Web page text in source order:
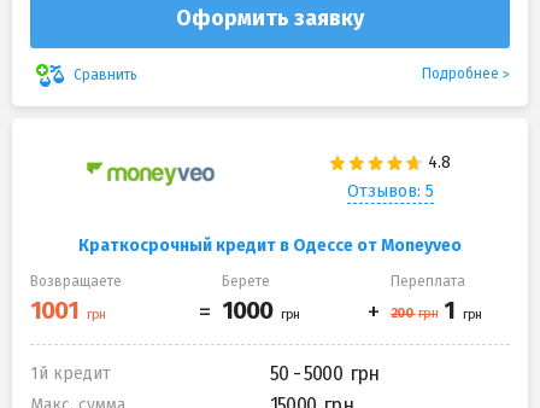
Оформить заявку
Сравнить Подробнее
Отзывов: 5
Краткосрочный кредит в Одессе от Moneyveo
Возвращаете Берете Переплата
1й кредит 50 - 5000